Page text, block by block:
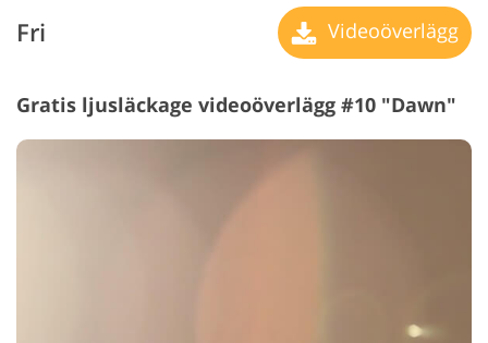
Fri Videoöverlägg
Gratis ljusläckage videoöverlägg #10 "Dawn"